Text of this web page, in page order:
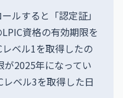
ルすると「認定証」
資格の有効期限を
ベル1を取得したの
2025年になってい
ベル3を取得した日